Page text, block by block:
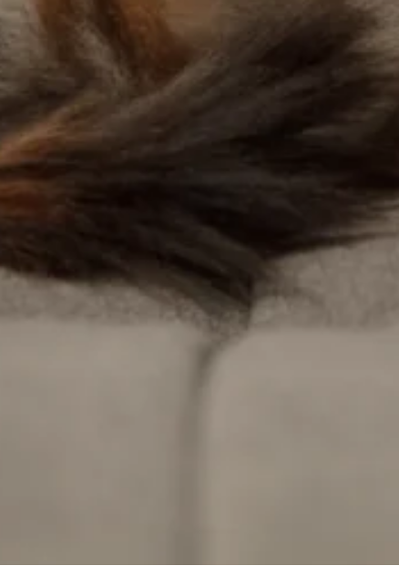
strony, np.
zachowują się na stronie,
reklam, które są
strony trzeciej.